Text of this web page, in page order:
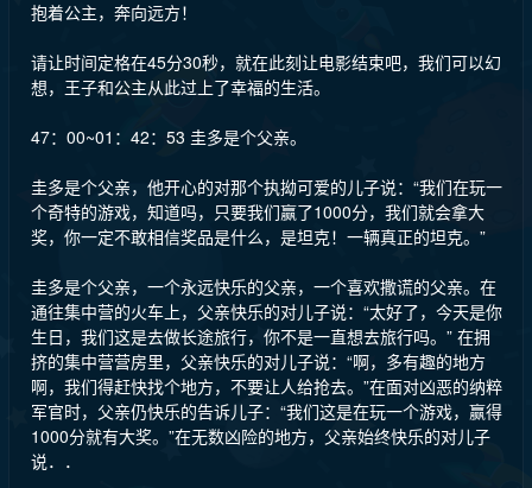
抱着公主，奔向远方！
请让时间定格在45分30秒，就在此刻让电影结束吧，我们可以幻
想，王子和公主从此过上了幸福的生活。
47：00~01：42：53 圭多是个父亲。
圭多是个父亲，他开心的对那个执拗可爱的儿子说：“我们在玩一
个奇特的游戏，知道吗，只要我们赢了1000分，我们就会拿大
奖，你一定不敢相信奖品是什么，是坦克！一辆真正的坦克。”
圭多是个父亲，一个永远快乐的父亲，一个喜欢撒谎的父亲。在
通往集中营的火车上，父亲快乐的对儿子说：“太好了，今天是你
生日，我们这是去做长途旅行，你不是一直想去旅行吗。” 在拥
挤的集中营营房里，父亲快乐的对儿子说：“啊，多有趣的地方
啊，我们得赶快找个地方，不要让人给抢去。”在面对凶恶的纳粹
军官时，父亲仍快乐的告诉儿子：“我们这是在玩一个游戏，赢得
1000分就有大奖。”在无数凶险的地方，父亲始终快乐的对儿子
说．．